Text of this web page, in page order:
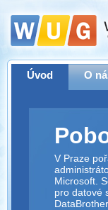
Úvod O
V Praze
Microsoft.
pro datové